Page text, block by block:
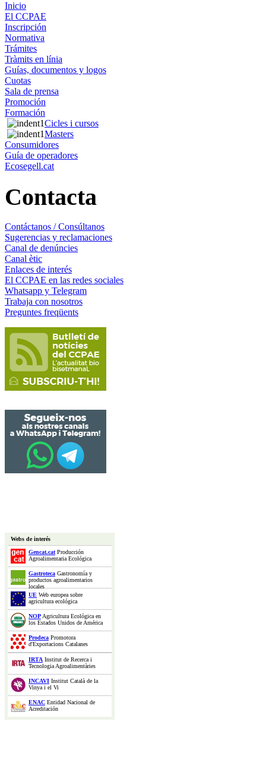
Inicio
El CCPAE
Inscripción
Normativa
Trámites
Tràmits en línia
Guías, documentos y logos
Cuotas
Sala de prensa
Promoción
Formación
Cicles i cursos
Masters
Consumidores
Guía de operadores
Ecosegell.cat
Contacta
Contáctanos / Consúltanos
Sugerencias y reclamaciones
Canal de denúncies
Canal ètic
Enlaces de interés
El CCPAE en las redes sociales
Whatsapp y Telegram
Trabaja con nosotros
Preguntes freqüents
Webs de interés
Gencat.catProducción
Agroalimentaria Ecológica
Gastroteca Gastronomía y
productos agroalimentarios
locales
UE Web europea sobre
agricultura ecológica
NOPAgricultura Ecológica en
los Estados Unidos de América
Prodeca Promotora
d'Exportacions Catalanes
IRTA Institut de Recerca i
Tecnologia Agroalimentàries
INCAVI Institut Català de la
Vinya i el Vi
ENAC Entidad Nacional de
Acreditación